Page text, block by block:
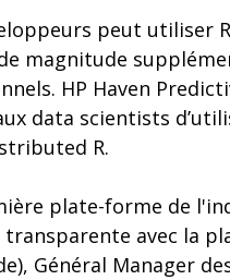
peut utiliser
magnitude
HP Haven
data scientists
R.
plate-forme de
avec la
Général Manager